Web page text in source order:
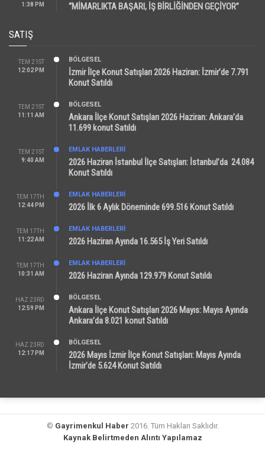
1:38 PM
“MİMARLIKTA BAŞARI, İŞ BİRLİĞİNDEN GEÇİYOR”
SATIŞ
TEM 21ST
12:02 PM
BÖLGESEL
İzmir İlçe Konut Satışları 2026 Haziran: İzmir’de 7.791
Konut Satıldı
TEM 21ST
11:11 AM
BÖLGESEL
Ankara İlçe Konut Satışları 2026 Haziran: Ankara’da
11.699 konut Satıldı
TEM 21ST
9:40 AM
EMLAK HABERLERI
2026 Haziran İstanbul İlçe Satışları: İstanbul’da 24.084
Konut Satıldı
TEM 17TH
12:44 PM
EMLAK HABERLERI
2026 İlk 6 Aylık Döneminde 699.516 Konut Satıldı
TEM 17TH
11:22 AM
EMLAK HABERLERI
2026 Haziran Ayında 16.565 İş Yeri Satıldı
TEM 17TH
10:31 AM
EMLAK HABERLERI
2026 Haziran Ayında 129.979 Konut Satıldı
HAZ 23RD
12:59 PM
BÖLGESEL
Ankara İlçe Konut Satışları 2026 Mayıs: Mayıs Ayında
Ankara’da 8.021 konut Satıldı
HAZ 23RD
12:17 PM
BÖLGESEL
2026 Mayıs İzmir İlçe Konut Satışları: Mayıs Ayında
İzmir’de 5.624 Konut Satıldı
© Gayrimenkul Haber 2016. Tüm Hakları Saklıdır.
Kaynak Belirtmeden Alıntı Yapılamaz